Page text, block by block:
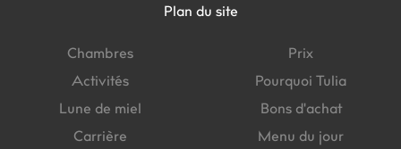
Plan du site
Chambres
Activités
Lune de miel
Carrière
Prix
Pourquoi Tulia
Bons d'achat
Menu du jour